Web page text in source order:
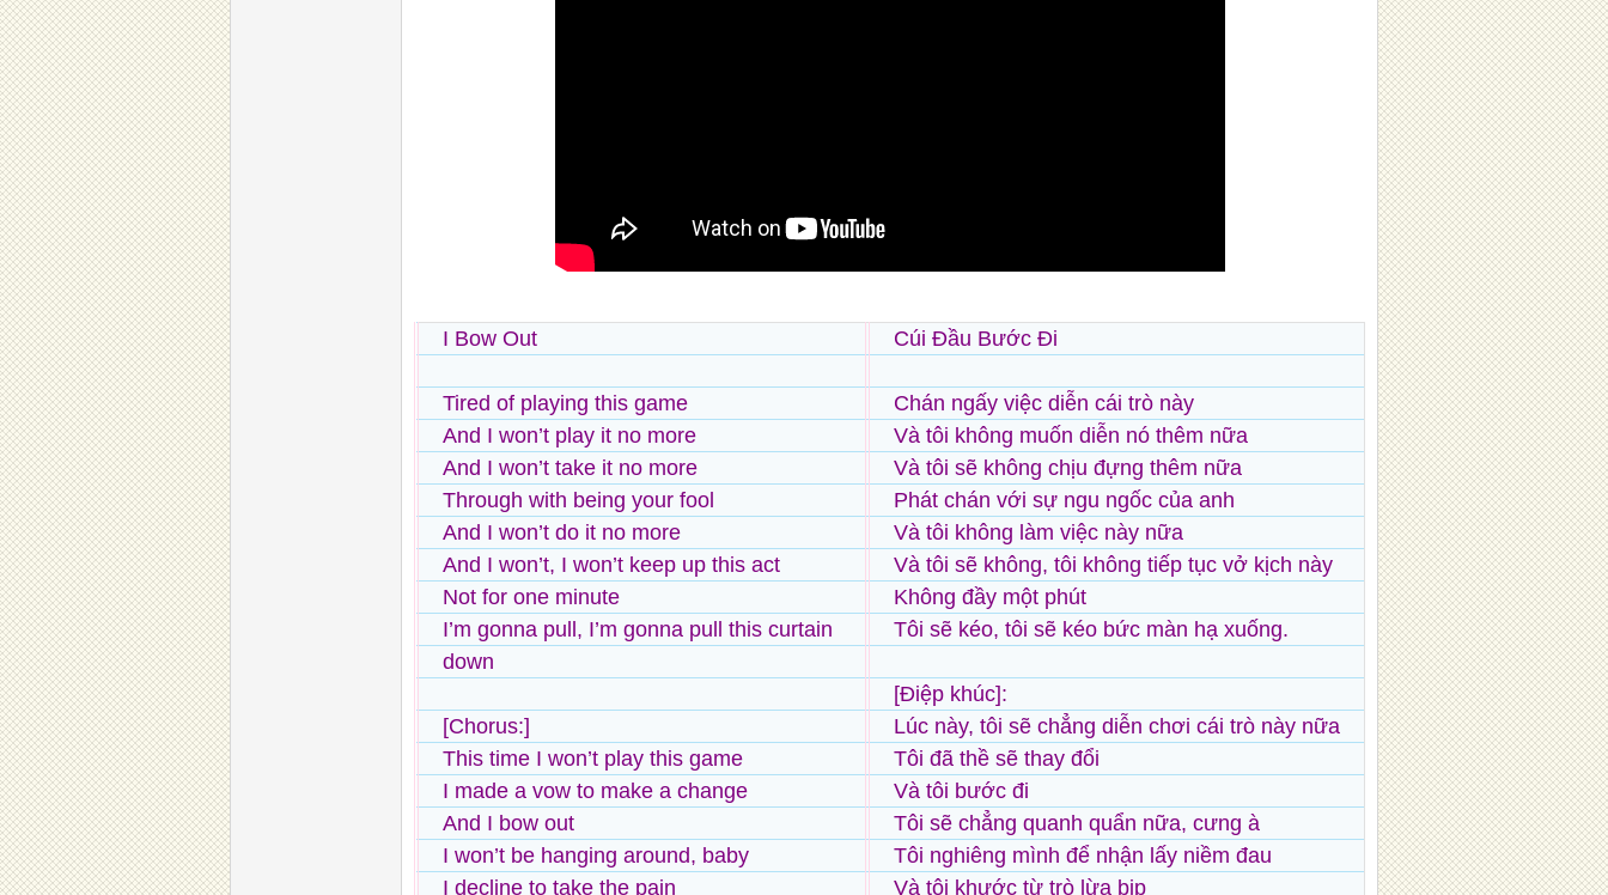
I Bow Out
Tired of playing this game
And I won’t play it no more
And I won’t take it no more
Through with being your fool
And I won’t do it no more
And I won’t, I won’t keep up this act
Not for one minute
I’m gonna pull, I’m gonna pull this curtain
down
[Chorus:]
This time I won’t play this game
I made a vow to make a change
And I bow out
I won’t be hanging around, baby
I decline to take the pain
Cúi Đầu Bước Đi
Chán ngấy việc diễn cái trò này
Và tôi không muốn diễn nó thêm nữa
Và tôi sẽ không chịu đựng thêm nữa
Phát chán với sự ngu ngốc của anh
Và tôi không làm việc này nữa
Và tôi sẽ không, tôi không tiếp tục vở kịch này
Không đầy một phút
Tôi sẽ kéo, tôi sẽ kéo bức màn hạ xuống.
[Điệp khúc]:
Lúc này, tôi sẽ chẳng diễn chơi cái trò này nữa
Tôi đã thề sẽ thay đổi
Và tôi bước đi
Tôi sẽ chẳng quanh quẩn nữa, cưng à
Tôi nghiêng mình để nhận lấy niềm đau
Và tôi khước từ trò lừa bịp